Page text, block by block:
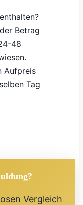
Betrag
48
Aufpreis
Tag
Vergleich